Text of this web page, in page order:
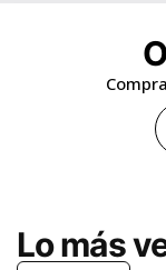
Lo más